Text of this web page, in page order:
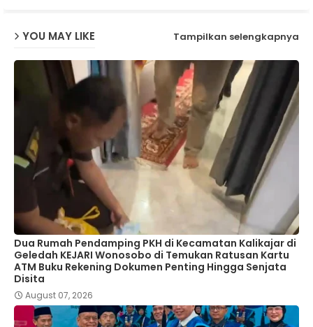
YOU MAY LIKE Tampilkan selengkapnya
Dua Rumah Pendamping PKH di Kecamatan Kalikajar di
Geledah KEJARI Wonosobo di Temukan Ratusan Kartu
ATM Buku Rekening Dokumen Penting Hingga Senjata
Disita
August 07, 2026